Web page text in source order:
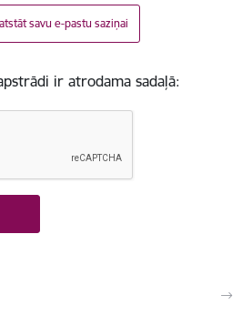
savu e-pastu saziņai
ir atrodama sadaļā: